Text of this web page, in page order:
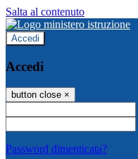
Salta al contenuto
Accedi
Accedi
button close ×
Password dimenticata?